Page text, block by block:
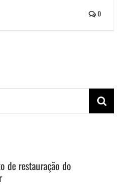
0
de restauração do